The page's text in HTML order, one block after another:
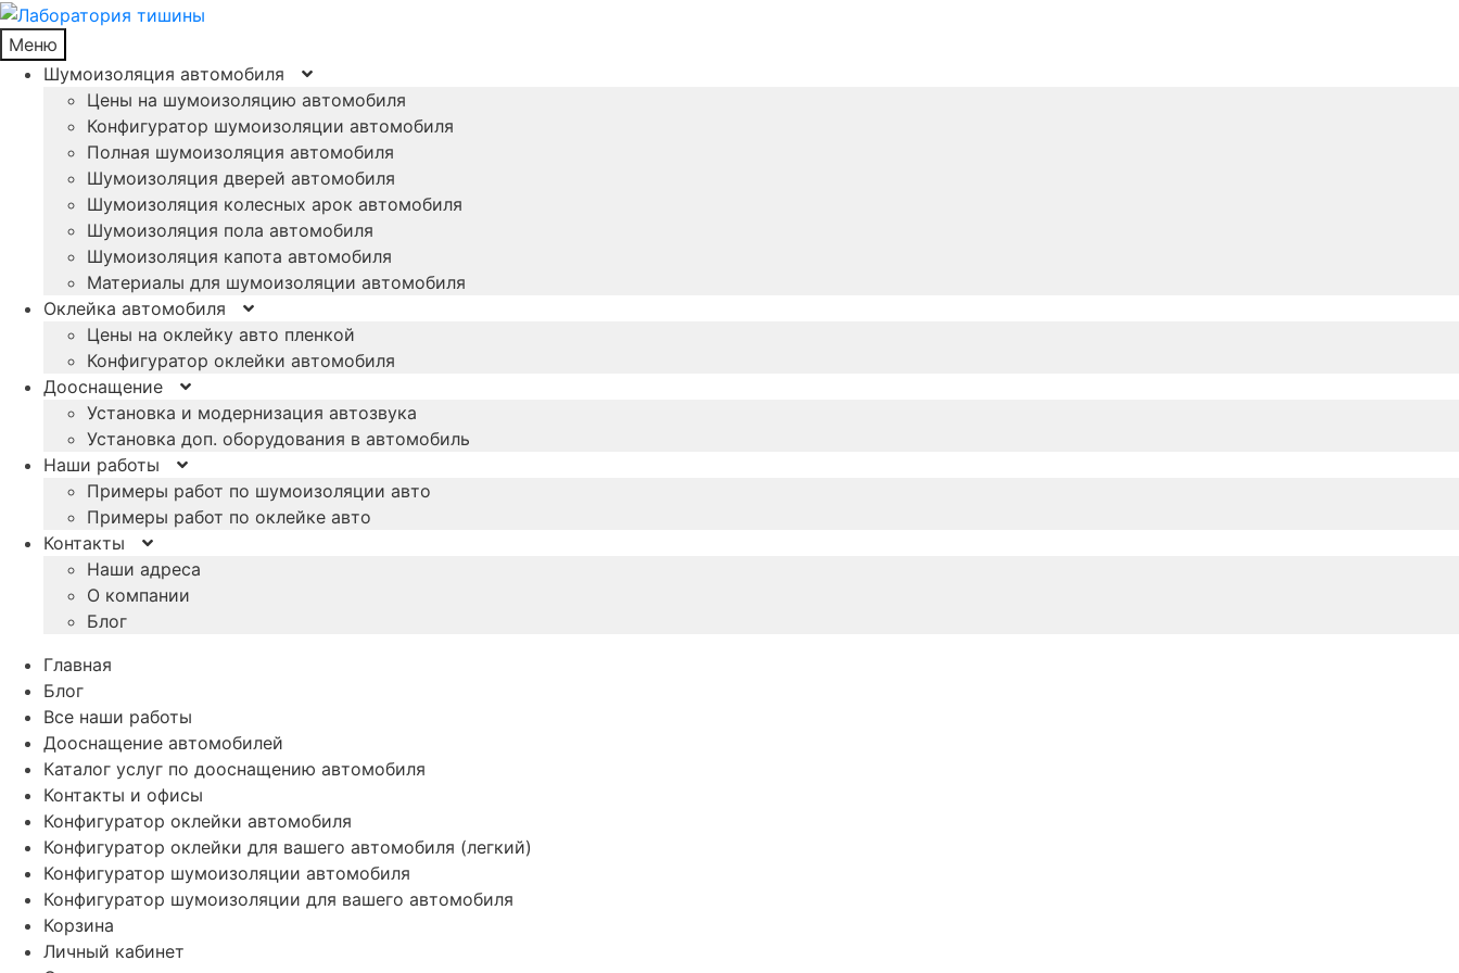
Меню
Шумоизоляция автомобиля
Цены на шумоизоляцию автомобиля
Конфигуратор шумоизоляции автомобиля
Полная шумоизоляция автомобиля
Шумоизоляция дверей автомобиля
Шумоизоляция колесных арок автомобиля
Шумоизоляция пола автомобиля
Шумоизоляция капота автомобиля
Материалы для шумоизоляции автомобиля
Оклейка автомобиля
Цены на оклейку авто пленкой
Конфигуратор оклейки автомобиля
Дооснащение
Установка и модернизация автозвука
Установка доп. оборудования в автомобиль
Наши работы
Примеры работ по шумоизоляции авто
Примеры работ по оклейке авто
Контакты
Наши адреса
О компании
Блог
Главная
Блог
Все наши работы
Дооснащение автомобилей
Каталог услуг по дооснащению автомобиля
Контакты и офисы
Конфигуратор оклейки автомобиля
Конфигуратор оклейки для вашего автомобиля (легкий)
Конфигуратор шумоизоляции автомобиля
Конфигуратор шумоизоляции для вашего автомобиля
Корзина
Личный кабинет